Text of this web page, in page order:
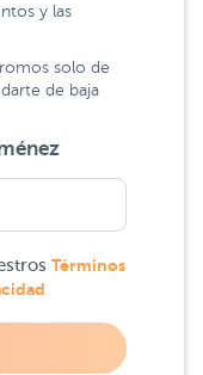
y las
solo de
de baja
Términos